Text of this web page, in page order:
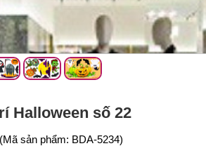
Halloween số 22
(Mã sản phẩm: BDA-5234)